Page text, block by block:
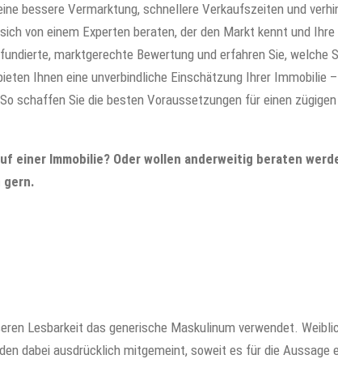
bessere Vermarktung, schnellere Verkaufszeiten und
von einem Experten beraten, der den Markt kennt und
marktgerechte Bewertung und erfahren Sie, welche
Ihnen eine unverbindliche Einschätzung Ihrer Immobilie –
schaffen Sie die besten Voraussetzungen für einen zügigen
einer Immobilie? Oder wollen anderweitig beraten
gern.
Lesbarkeit das generische Maskulinum verwendet.
dabei ausdrücklich mitgemeint, soweit es für die Aussage